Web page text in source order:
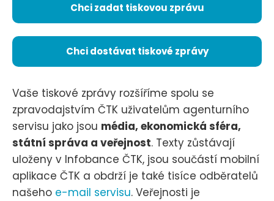
Chci zadat tiskovou zprávu
Chci dostávat tiskové zprávy
Vaše tiskové zprávy rozšíříme spolu se
zpravodajstvím ČTK uživatelům agenturního
servisu jako jsou média, ekonomická sféra,
státní správa a veřejnost. Texty zůstávají
uloženy v Infobance ČTK, jsou součástí mobilní
aplikace ČTK a obdrží je také tisíce odběratelů
našeho e-mail servisu. Veřejnosti je